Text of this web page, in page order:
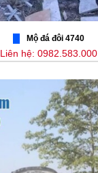
Mộ đá đôi 4740
Liên hệ: 0982.583.000